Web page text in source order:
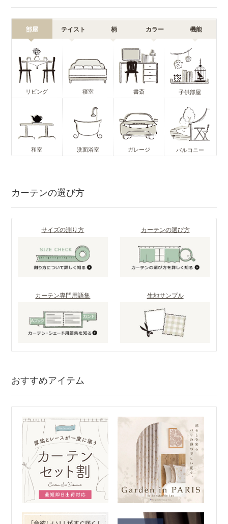
部屋 テイスト 柄 カラー 機能
リビング 寝室 書斎 子供部屋
和室 洗面浴室 ガレージ バルコニー
カーテンの選び方
サイズの測り方 カーテンの選び方
カーテン専門用語集 生地サンプル
おすすめアイテム